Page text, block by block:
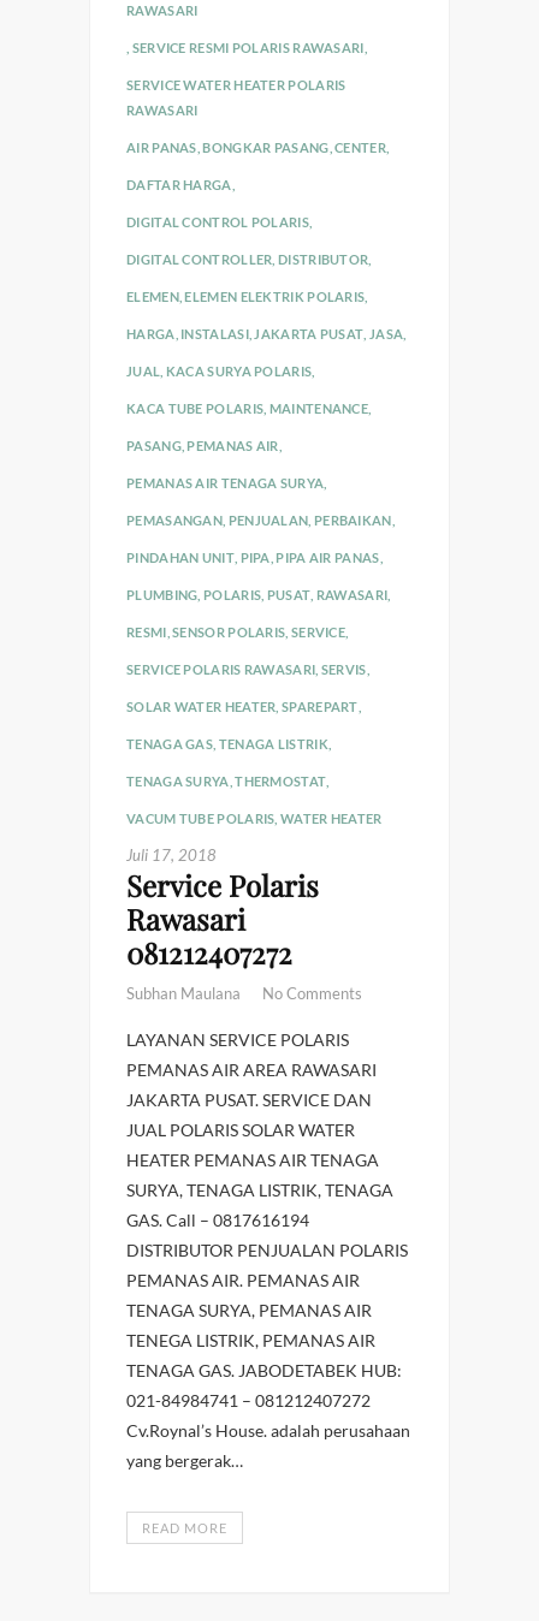
RAWASARI
SERVICE RESMI POLARIS RAWASARI
SERVICE WATER HEATER POLARIS
RAWASARI
AIR PANAS ,BONGKAR PASANG ,CENTER,
DAFTAR HARGA
DIGITAL CONTROL POLARIS,
DIGITAL CONTROLLER ,DISTRIBUTOR
ELEMEN,ELEMEN ELEKTRIK POLARIS
HARGA INSTALASI, JAKARTA PUSAT JASA
JUAL KACA SURYA POLARIS
KACA TUBE POLARIS MAINTENANCE
PASANG, PEMANAS AIR
PEMANAS AIR TENAGA SURYA
PEMASANGAN PENJUALAN PERBAIKAN
PINDAHAN UNIT, PIPA PIPA AIR PANAS
PLUMBING POLARIS PUSAT RAWASARI
RESMI ,SENSOR POLARIS SERVICE
SERVICE POLARIS RAWASARI SERVIS
SOLAR WATER HEATER ,SPAREPART
TENAGA GAS TENAGA LISTRIK
TENAGA SURYA ,THERMOSTAT
VACUM TUBE POLARIS ,WATER HEATER
Juli 17, 2018
Service Polaris
Rawasari
081212407272
Subhan Maulana No Comments
LAYANAN SERVICE POLARIS
PEMANAS AIR AREA RAWASARI
JAKARTA PUSAT. SERVICE DAN
JUAL POLARIS SOLAR WATER
HEATER PEMANAS AIR TENAGA
SURYA, TENAGA LISTRIK, TENAGA
GAS. Call – 0817616194
DISTRIBUTOR PENJUALAN POLARIS
PEMANAS AIR. PEMANAS AIR
TENAGA SURYA, PEMANAS AIR
TENEGA LISTRIK, PEMANAS AIR
TENAGA GAS. JABODETABEK HUB:
021-84984741 – 081212407272
Cv.Roynal’s House. adalah perusahaan
yang bergerak…
READ MORE